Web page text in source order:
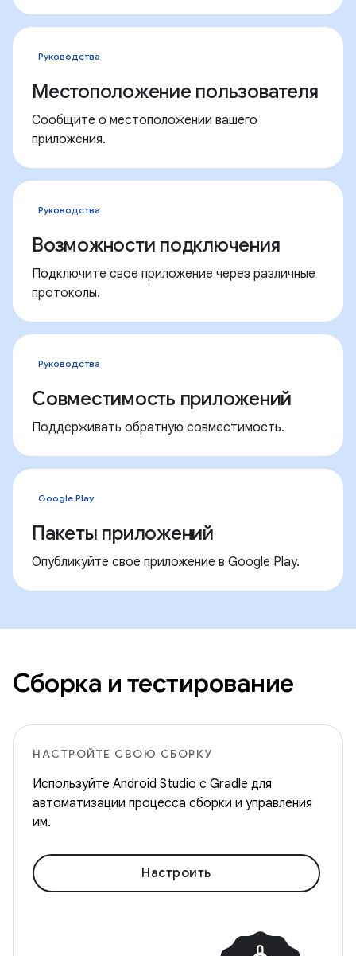
Руководства
Местоположение пользователя
Сообщите о местоположении вашего
приложения.
Руководства
Возможности подключения
Подключите свое приложение через различные
протоколы.
Руководства
Совместимость приложений
Поддерживать обратную совместимость.
Google Play
Пакеты приложений
Опубликуйте свое приложение в Google Play.
Сборка и тестирование
НАСТРОЙТЕ СВОЮ СБОРКУ
Используйте Android Studio с Gradle для
автоматизации процесса сборки и управления
им.
Настроить